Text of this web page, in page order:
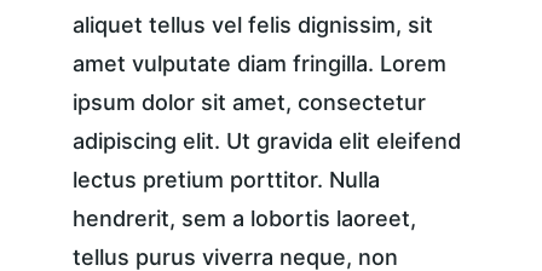
aliquet tellus vel felis dignissim, sit
amet vulputate diam fringilla. Lorem
ipsum dolor sit amet, consectetur
adipiscing elit. Ut gravida elit eleifend
lectus pretium porttitor. Nulla
hendrerit, sem a lobortis laoreet,
tellus purus viverra neque, non